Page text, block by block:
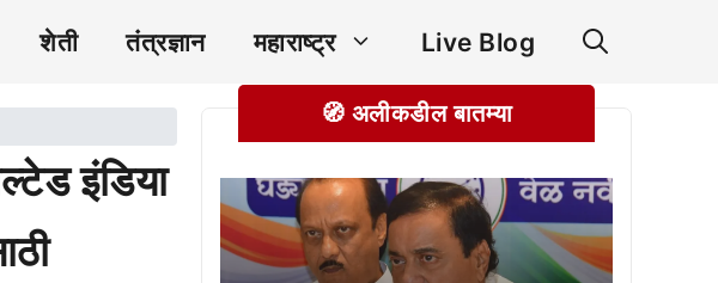
शेती तंत्रज्ञान महाराष्ट्र Live Blog
इंडिया
🧭 अलीकडील बातम्या